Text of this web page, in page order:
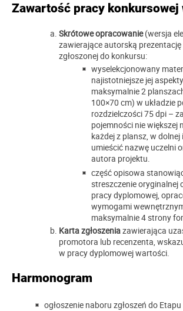
Zawartość pracy konkursowej
Skrótowe opracowanie(wersja
zawierające autorską
zgłoszonej do konkursu:
wyselekcjonowany
najistotniejsze jej
maksymalnie 2
100×70 cm) w układzie
rozdzielczości 75 dpi –
pojemności nie większej
każdej z plansz, w dolnej
umieścić nazwę uczelni
autora projektu.
część opisowa
streszczenie oryginalnej
pracy dyplomowej,
wymogami
maksymalnie 4 strony
Karta zgłoszeniazawierająca
promotora lub recenzenta,
w pracy dyplomowej wartości.
Harmonogram
ogłoszenie naboru zgłoszeń do Etapu